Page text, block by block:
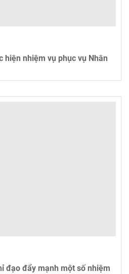
hiện nhiệm vụ phục vụ Nhân
đạo đẩy mạnh một số nhiệm